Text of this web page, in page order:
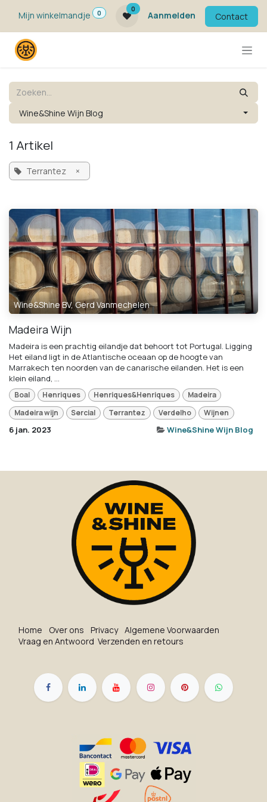
Mijn winkelmandje
0
0
Aanmelden Contact
Wine&Shine Wijn Blog
1 Artikel
Terrantez ×
Wine&Shine BV, Gerd Vanmechelen
Madeira Wijn
Madeira is een prachtig eilandje dat behoort tot Portugal. Ligging
Het eiland ligt in de Atlantische oceaan op de hoogte van
Marrakech ten noorden van de canarische eilanden. Het is een
klein eiland, ...
Boal Henriques Henriques&Henriques
Madeira
Madeira wijn
Sercial Terrantez Verdelho Wijnen
6 jan. 2023 Wine&Shine Wijn Blog
Ho​me O​ve​r on​s Privacy Algemene Voorwaarden
Vraag en Antwoord Verzenden en retours